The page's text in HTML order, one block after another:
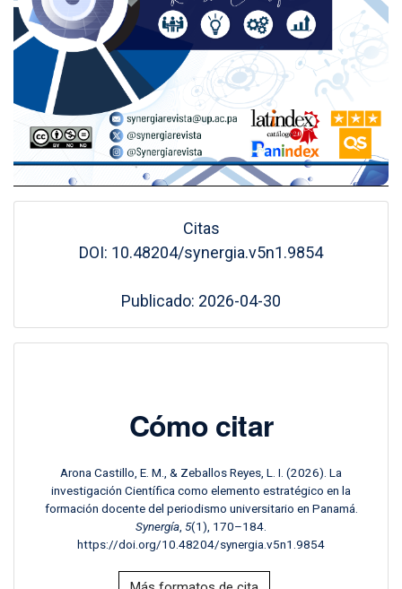
Citas
DOI: 10.48204/synergia.v5n1.9854
Publicado: 2026-04-30
Cómo citar
Arona Castillo, E. M., & Zeballos Reyes, L. I. (2026). La
investigación Científica como elemento estratégico en la
formación docente del periodismo universitario en Panamá.
Synergía, 5(1), 170–184.
https://doi.org/10.48204/synergia.v5n1.9854